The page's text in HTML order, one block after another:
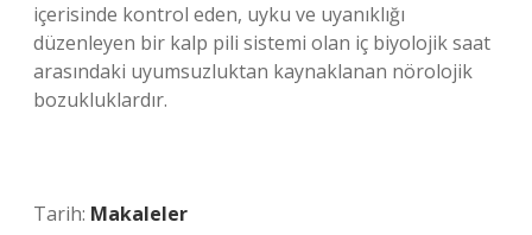
içerisinde kontrol eden, uyku ve uyanıklığı
düzenleyen bir kalp pili sistemi olan iç biyolojik saat
arasındaki uyumsuzluktan kaynaklanan nörolojik
bozukluklardır.
Tarih: Makaleler